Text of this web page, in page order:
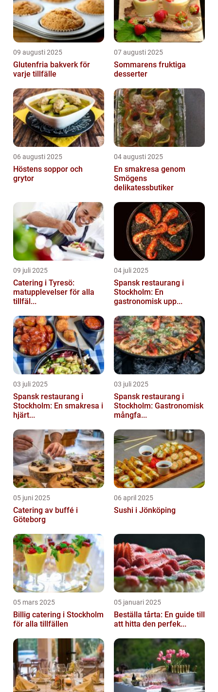
09 augusti 2025
Glutenfria bakverk för
varje tillfälle
07 augusti 2025
Sommarens fruktiga
desserter
06 augusti 2025
Höstens soppor och
grytor
04 augusti 2025
En smakresa genom
Smögens
delikatessbutiker
09 juli 2025
Catering i Tyresö:
matupplevelser för alla
tillfäl...
04 juli 2025
Spansk restaurang i
Stockholm: En
gastronomisk upp...
03 juli 2025
Spansk restaurang i
Stockholm: En smakresa i
hjärt...
03 juli 2025
Spansk restaurang i
Stockholm: Gastronomisk
mångfa...
05 juni 2025
Catering av buffé i
Göteborg
06 april 2025
Sushi i Jönköping
05 mars 2025
Billig catering i Stockholm
för alla tillfällen
05 januari 2025
Beställa tårta: En guide till
att hitta den perfek...